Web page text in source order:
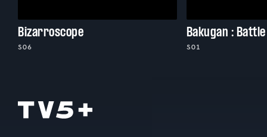
Bizarroscope
S06
Bakugan :
S01